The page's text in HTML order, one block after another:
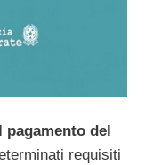
pagamento del
requisiti